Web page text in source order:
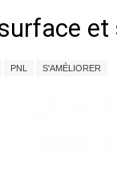
PNL S'AMÉLIORER